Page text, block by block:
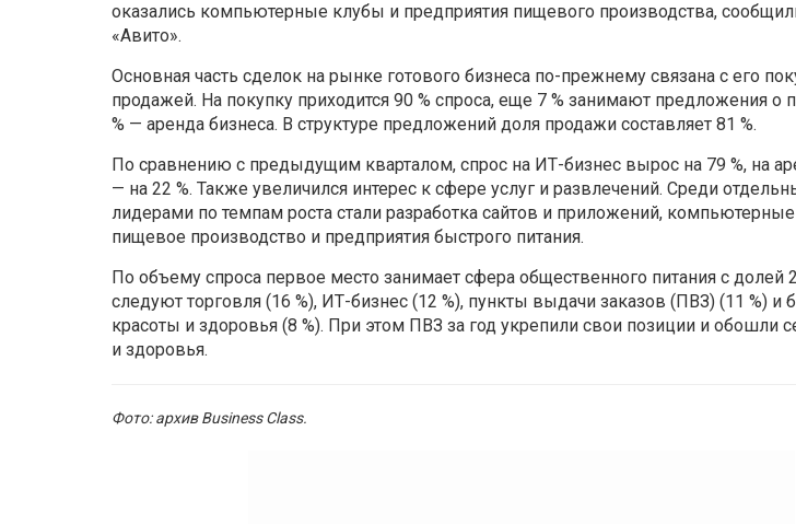
оказались компьютерные клубы и предприятия пищевого производства,
«Авито».
Основная часть сделок на рынке готового бизнеса по-прежнему связана с его
продажей. На покупку приходится 90 % спроса, еще 7 % занимают предложения о
% — аренда бизнеса. В структуре предложений доля продажи составляет 81 %.
По сравнению с предыдущим кварталом, спрос на ИТ-бизнес вырос на 79 %, на
— на 22 %. Также увеличился интерес к сфере услуг и развлечений. Среди
лидерами по темпам роста стали разработка сайтов и приложений,
пищевое производство и предприятия быстрого питания.
По объему спроса первое место занимает сфера общественного питания с долей
следуют торговля (16 %), ИТ-бизнес (12 %), пункты выдачи заказов (ПВЗ) (11 %) и
красоты и здоровья (8 %). При этом ПВЗ за год укрепили свои позиции и обошли
и здоровья.
Фото: архив Business Class.